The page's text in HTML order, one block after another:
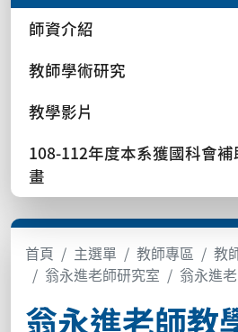
師資介紹
教師學術研究
教學影片
108-112年度本系獲國科會
畫
首頁 主選單 教師專區
教
翁永進老師研究室
翁永進
翁永進老師教